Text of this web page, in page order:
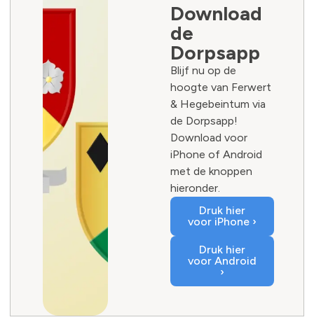
Download
de
Dorpsapp
Blijf nu op de
hoogte van Ferwert
& Hegebeintum via
de Dorpsapp!
Download voor
iPhone of Android
met de knoppen
hieronder.
Druk hier
voor iPhone ›
Druk hier
voor Android
›